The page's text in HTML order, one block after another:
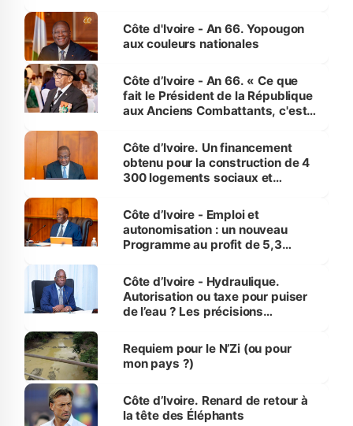
l'Etat de droit pour préserver les
vies humaines »
Côte d'Ivoire - An 66. Yopougon
aux couleurs nationales
Côte d’Ivoire - An 66. « Ce que
fait le Président de la République
aux Anciens Combattants, c'est
Côte d’Ivoire. Un financement
obtenu pour la construction de 4
300 logements sociaux et
et Yamoussoukro
Côte d’Ivoire - Emploi et
autonomisation : un nouveau
Programme au profit de 5,3
Côte d’Ivoire - Hydraulique.
Autorisation ou taxe pour puiser
de l’eau ? Les précisions
Requiem pour le N’Zi (ou pour
mon pays ?)
Côte d’Ivoire. Renard de retour à
la tête des Éléphants